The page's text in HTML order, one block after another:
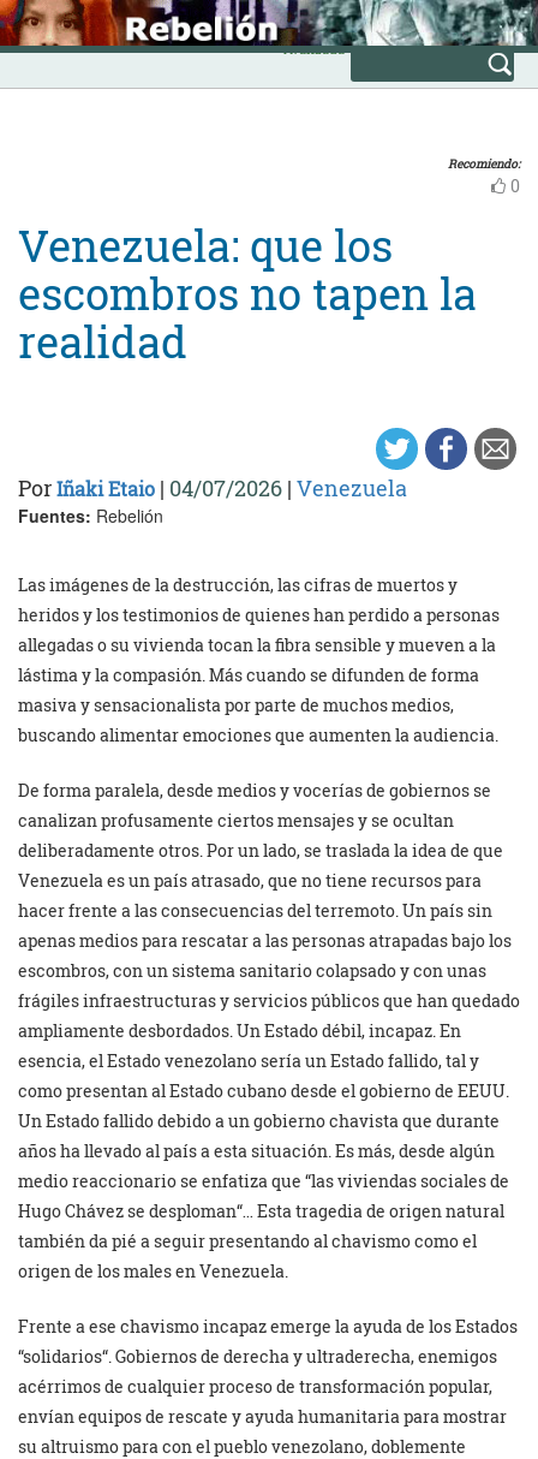
Skip
to
content
INICIO
Avanzada
Recomiendo:
0
Venezuela: que los
escombros no tapen la
realidad
PorIñaki Etaio | 04/07/2026 | Venezuela
Fuentes: Rebelión
Las imágenes de la destrucción, las cifras de muertos y
heridos y los testimonios de quienes han perdido a personas
allegadas o su vivienda tocan la fibra sensible y mueven a la
lástima y la compasión. Más cuando se difunden de forma
masiva y sensacionalista por parte de muchos medios,
buscando alimentar emociones que aumenten la audiencia.
De forma paralela, desde medios y vocerías de gobiernos se
canalizan profusamente ciertos mensajes y se ocultan
deliberadamente otros. Por un lado, se traslada la idea de que
Venezuela es un país atrasado, que no tiene recursos para
hacer frente a las consecuencias del terremoto. Un país sin
apenas medios para rescatar a las personas atrapadas bajo los
escombros, con un sistema sanitario colapsado y con unas
frágiles infraestructuras y servicios públicos que han quedado
ampliamente desbordados. Un Estado débil, incapaz. En
esencia, el Estado venezolano sería un Estado fallido, tal y
como presentan al Estado cubano desde el gobierno de EEUU.
Un Estado fallido debido a un gobierno chavista que durante
años ha llevado al país a esta situación. Es más, desde algún
medio reaccionario se enfatiza que “las viviendas sociales de
Hugo Chávez se desploman“… Esta tragedia de origen natural
también da pié a seguir presentando al chavismo como el
origen de los males en Venezuela.
Frente a ese chavismo incapaz emerge la ayuda de los Estados
“solidarios“. Gobiernos de derecha y ultraderecha, enemigos
acérrimos de cualquier proceso de transformación popular,
envían equipos de rescate y ayuda humanitaria para mostrar
su altruismo para con el pueblo venezolano, doblemente